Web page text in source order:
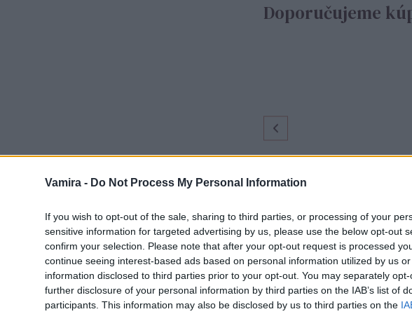
Vamira - Do Not Process My Personal Information
If you wish to opt-out of the sale, sharing to third parties, or processing of your
sensitive information for targeted advertising by us, please use the below opt-out
confirm your selection. Please note that after your opt-out request is processed
continue seeing interest-based ads based on personal information utilized by us
information disclosed to third parties prior to your opt-out. You may separately
further disclosure of your personal information by third parties on the IAB’s list of
participants. This information may also be disclosed by us to third parties on the
Doporučujeme